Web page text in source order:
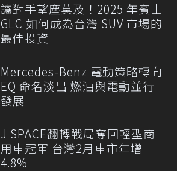
讓對手望塵莫及！2025 年賓士
GLC 如何成為台灣 SUV 市場的
最佳投資
Mercedes-Benz 電動策略轉向
EQ 命名淡出 燃油與電動並行
發展
J SPACE翻轉戰局奪回輕型商
用車冠軍 台灣2月車市年增
4.8%